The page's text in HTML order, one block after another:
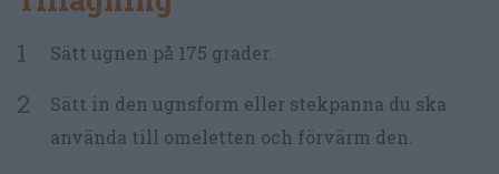
Sätt ugnen på 175 grader.
Sätt in den ugnsform eller stekpanna du ska
använda till omeletten och förvärm den.